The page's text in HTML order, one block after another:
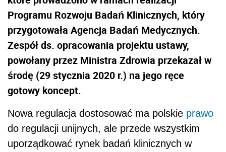
Programu Rozwoju Badań Klinicznych, który
przygotowała Agencja Badań Medycznych.
Zespół ds. opracowania projektu ustawy,
powołany przez Ministra Zdrowia przekazał w
środę (29 stycznia 2020 r.) na jego ręce
gotowy koncept.
Nowa regulacja dostosować ma polskie prawo
do regulacji unijnych, ale przede wszystkim
uporządkować rynek badań klinicznych w